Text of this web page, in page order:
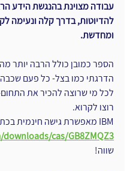
עבודה מצוינת בהנגשת הידע
להדיוטות, בדרך קלה ונעימה
ומחדשת.
הספר כמובן כולל הרבה יותר
הדרגתי כמו בצל- כל פעם
לכל מי שרוצה להכיר את
רוצו לקרוא.
IBM מאפשרת גישה חינמית בכתובת:
cas/GB8ZMQZ3
שווה!